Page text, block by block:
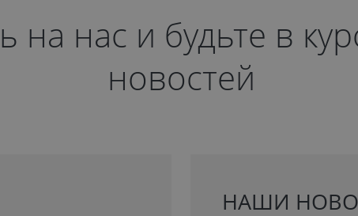
на нас и будьте в
новостей
НАШИ